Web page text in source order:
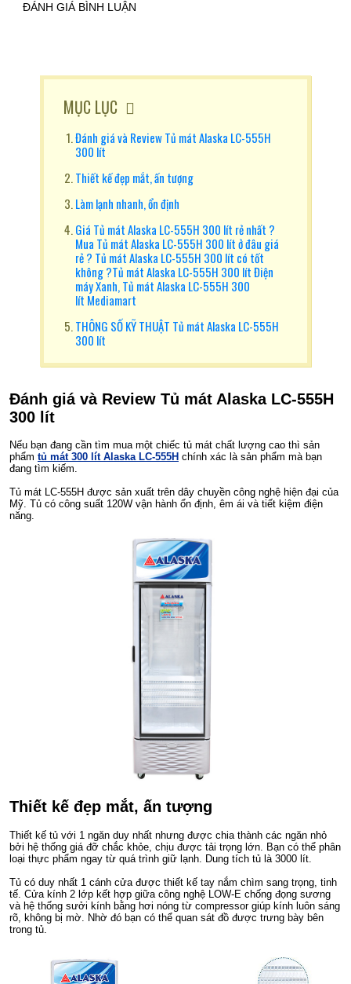
ĐÁNH GIÁ BÌNH LUẬN
MỤC LỤC
Đánh giá và Review Tủ mát Alaska LC-555H
300 lít
Thiết kế đẹp mắt, ấn tượng
Làm lạnh nhanh, ổn định
Giá Tủ mát Alaska LC-555H 300 lít rẻ nhất ?
Mua Tủ mát Alaska LC-555H 300 lít ở đâu giá
rẻ ? Tủ mát Alaska LC-555H 300 lít có tốt
không ?Tủ mát Alaska LC-555H 300 lít Điện
máy Xanh, Tủ mát Alaska LC-555H 300
lít Mediamart
THÔNG SỐ KỸ THUẬT Tủ mát Alaska LC-555H
300 lít
Đánh giá và Review Tủ mát Alaska LC-555H
300 lít
Nếu bạn đang cần tìm mua một chiếc tủ mát chất lượng cao thì sản
phẩm tủ mát 300 lít Alaska LC-555H chính xác là sản phẩm mà bạn
đang tìm kiếm.
Tủ mát LC-555H được sản xuất trên dây chuyền công nghệ hiện đại của
Mỹ. Tủ có công suất 120W vận hành ổn định, êm ái và tiết kiệm điện
năng.
Thiết kế đẹp mắt, ấn tượng
Thiết kế tủ với 1 ngăn duy nhất nhưng được chia thành các ngăn nhỏ
bởi hệ thống giá đỡ chắc khỏe, chịu được tải trọng lớn. Bạn có thể phân
loại thực phẩm ngay từ quá trình giữ lạnh. Dung tích tủ là 3000 lít.
Tủ có duy nhất 1 cánh cửa được thiết kế tay nắm chìm sang trọng, tinh
tế. Cửa kính 2 lớp kết hợp giữa công nghệ LOW-E chống đọng sương
và hệ thống sưởi kính bằng hơi nóng từ compressor giúp kính luôn sáng
rõ, không bị mờ. Nhờ đó bạn có thể quan sát đồ được trưng bày bên
trong tủ.